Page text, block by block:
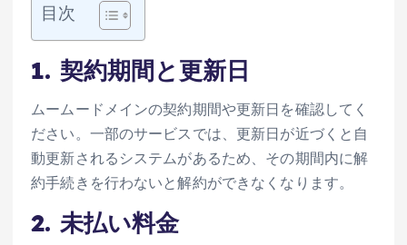
目次
1. 契約期間と更新日
ムームードメインの契約期間や更新日を確認してく
ださい。一部のサービスでは、更新日が近づくと自
動更新されるシステムがあるため、その期間内に解
約手続きを行わないと解約ができなくなります。
2. 未払い料金